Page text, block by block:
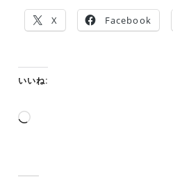
X Facebook
いいね:
読